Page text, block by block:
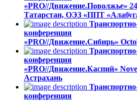
«PRO//Движение.Поволжье»
Татарстан, ОЭЗ «ППТ
конференция
«PRO//Движение.Сибирь»
конференция
«PRO//Движение.Каспий»
Астрахань
конференция